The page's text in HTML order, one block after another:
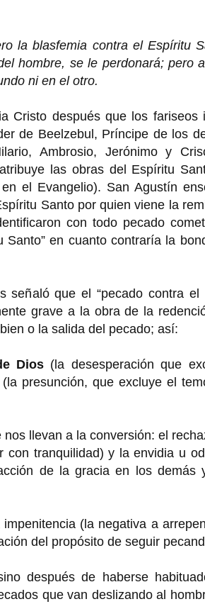
la blasfemia contra el Espíritu
hombre, se le perdonará; pero
ni en el otro.
Cristo después que los fariseos
de Beelzebul, Príncipe de los
Ambrosio, Jerónimo y
las obras del Espíritu
el Evangelio). San Agustín
Santo por quien viene la
con todo pecado
en cuanto contraría la
señaló que el “pecado contra el
grave a la obra de la
o la salida del pecado; así:
Dios (la desesperación que
presunción, que excluye el
nos llevan a la conversión: el
con tranquilidad) y la envidia u
de la gracia en los demás
impenitencia (la negativa a
del propósito de seguir
después de haberse
que van deslizando al